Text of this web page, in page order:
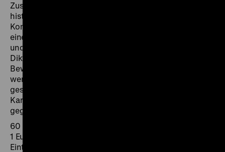
Zusammenspiels von Sprache und Bild sowie dessen
historische Entwicklung bis hin zu heutigen
Kommunikationsmedien. Themenbereiche sind
einerseits die revolutionären Unruhen von 1848/49
und die Meinungsschlachten um Demokratie und
Diktatur zwischen liberalen und nationalen
Bewegungen des 19./20. Jahrhunderts. Andererseits
werden sozial-lebensweltliche Vorstellungen wie
geschlechtsspezifische Erziehungsprämissen
Karikaturen wie Wilhelm Buschs „Max und Moritz“
gegenübergestellt.
60 Minuten
1 Euro pro Schüler/in
Eintritt frei